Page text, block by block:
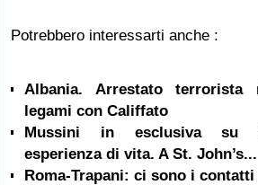
Potrebbero interessarti anche :
Albania. Arrestato
legami con Califfato
Mussini in esclusiva su
esperienza di vita. A St. John’s...
Roma-Trapani: ci sono i contatti